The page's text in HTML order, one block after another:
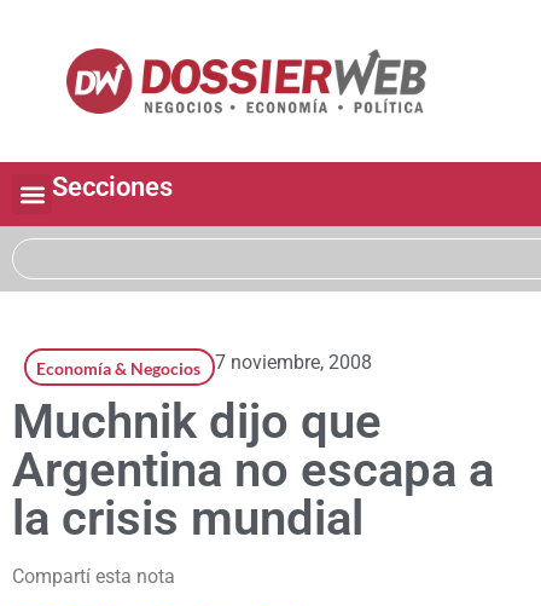
Secciones
Economía & Negocios 7 noviembre, 2008
Muchnik dijo que
Argentina no escapa a
la crisis mundial
Compartí esta nota